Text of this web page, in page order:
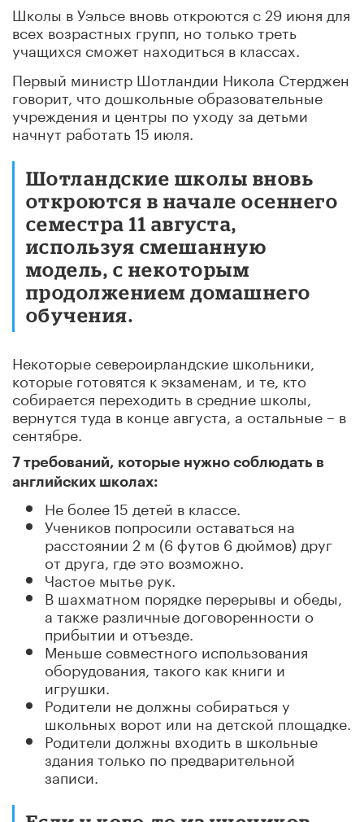
Школы в Уэльсе вновь откроются с 29 июня для
всех возрастных групп, но только треть
учащихся сможет находиться в классах.
Первый министр Шотландии Никола Стерджен
говорит, что дошкольные образовательные
учреждения и центры по уходу за детьми
начнут работать 15 июля.
Шотландские школы вновь
откроются в начале осеннего
семестра 11 августа,
используя смешанную
модель, с некоторым
продолжением домашнего
обучения.
Некоторые североирландские школьники,
которые готовятся к экзаменам, и те, кто
собирается переходить в средние школы,
вернутся туда в конце августа, а остальные – в
сентябре.
7 требований, которые нужно соблюдать в
английских школах:
Не более 15 детей в классе.
Учеников попросили оставаться на
расстоянии 2 м (6 футов 6 дюймов) друг
от друга, где это возможно.
Частое мытье рук.
В шахматном порядке перерывы и обеды,
а также различные договоренности о
прибытии и отъезде.
Меньше совместного использования
оборудования, такого как книги и
игрушки.
Родители не должны собираться у
школьных ворот или на детской площадке.
Родители должны входить в школьные
здания только по предварительной
записи.